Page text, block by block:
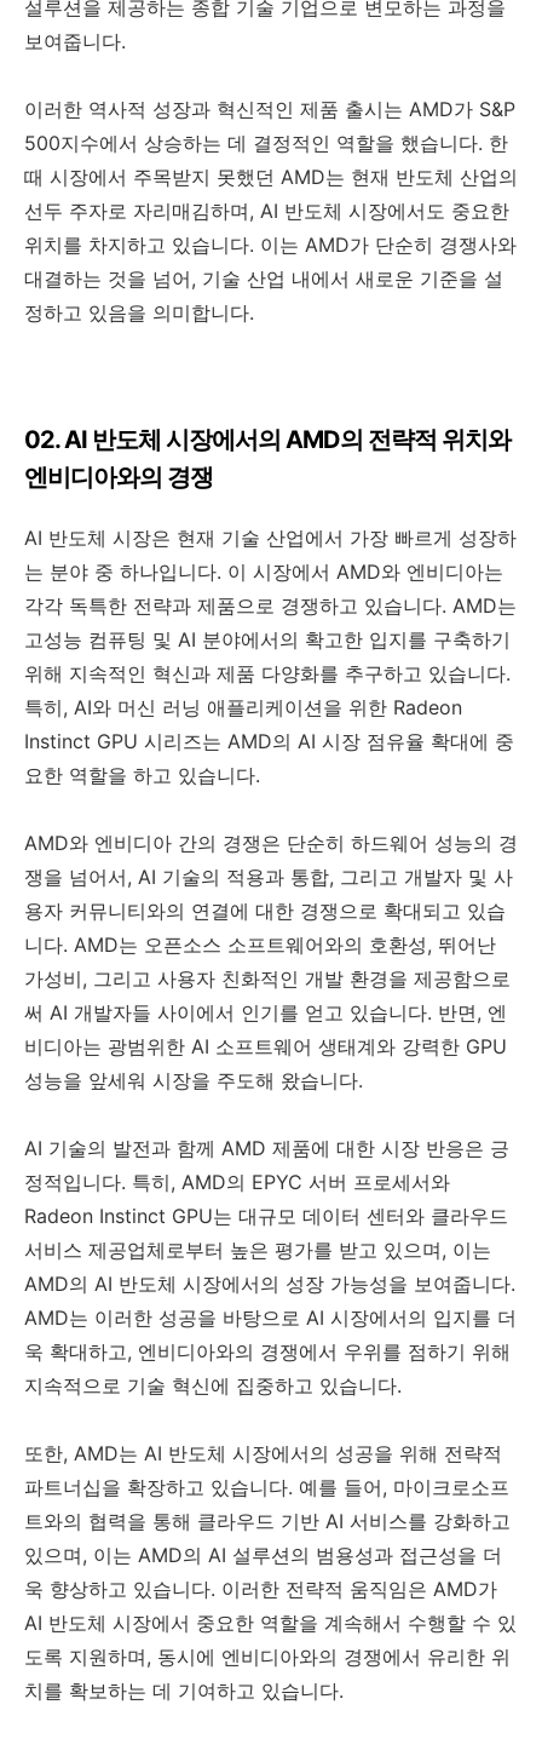
설루션을 제공하는 종합 기술 기업으로 변모하는 과정을
보여줍니다.
이러한 역사적 성장과 혁신적인 제품 출시는 AMD가 S&P
500지수에서 상승하는 데 결정적인 역할을 했습니다. 한
때 시장에서 주목받지 못했던 AMD는 현재 반도체 산업의
선두 주자로 자리매김하며, AI 반도체 시장에서도 중요한
위치를 차지하고 있습니다. 이는 AMD가 단순히 경쟁사와
대결하는 것을 넘어, 기술 산업 내에서 새로운 기준을 설
정하고 있음을 의미합니다.
02. AI 반도체 시장에서의 AMD의 전략적 위치와
엔비디아와의 경쟁
AI 반도체 시장은 현재 기술 산업에서 가장 빠르게 성장하
는 분야 중 하나입니다. 이 시장에서 AMD와 엔비디아는
각각 독특한 전략과 제품으로 경쟁하고 있습니다. AMD는
고성능 컴퓨팅 및 AI 분야에서의 확고한 입지를 구축하기
위해 지속적인 혁신과 제품 다양화를 추구하고 있습니다.
특히, AI와 머신 러닝 애플리케이션을 위한 Radeon
Instinct GPU 시리즈는 AMD의 AI 시장 점유율 확대에 중
요한 역할을 하고 있습니다.
AMD와 엔비디아 간의 경쟁은 단순히 하드웨어 성능의 경
쟁을 넘어서, AI 기술의 적용과 통합, 그리고 개발자 및 사
용자 커뮤니티와의 연결에 대한 경쟁으로 확대되고 있습
니다. AMD는 오픈소스 소프트웨어와의 호환성, 뛰어난
가성비, 그리고 사용자 친화적인 개발 환경을 제공함으로
써 AI 개발자들 사이에서 인기를 얻고 있습니다. 반면, 엔
비디아는 광범위한 AI 소프트웨어 생태계와 강력한 GPU
성능을 앞세워 시장을 주도해 왔습니다.
AI 기술의 발전과 함께 AMD 제품에 대한 시장 반응은 긍
정적입니다. 특히, AMD의 EPYC 서버 프로세서와
Radeon Instinct GPU는 대규모 데이터 센터와 클라우드
서비스 제공업체로부터 높은 평가를 받고 있으며, 이는
AMD의 AI 반도체 시장에서의 성장 가능성을 보여줍니다.
AMD는 이러한 성공을 바탕으로 AI 시장에서의 입지를 더
욱 확대하고, 엔비디아와의 경쟁에서 우위를 점하기 위해
지속적으로 기술 혁신에 집중하고 있습니다.
또한, AMD는 AI 반도체 시장에서의 성공을 위해 전략적
파트너십을 확장하고 있습니다. 예를 들어, 마이크로소프
트와의 협력을 통해 클라우드 기반 AI 서비스를 강화하고
있으며, 이는 AMD의 AI 설루션의 범용성과 접근성을 더
욱 향상하고 있습니다. 이러한 전략적 움직임은 AMD가
AI 반도체 시장에서 중요한 역할을 계속해서 수행할 수 있
도록 지원하며, 동시에 엔비디아와의 경쟁에서 유리한 위
치를 확보하는 데 기여하고 있습니다.